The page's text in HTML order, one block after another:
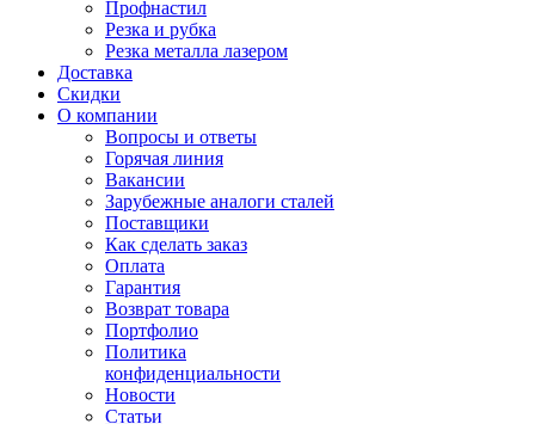
Профнастил
Резка и рубка
Резка металла лазером
Доставка
Скидки
О компании
Вопросы и ответы
Горячая линия
Вакансии
Зарубежные аналоги сталей
Поставщики
Как сделать заказ
Оплата
Гарантия
Возврат товара
Портфолио
Политика
конфиденциальности
Новости
Статьи